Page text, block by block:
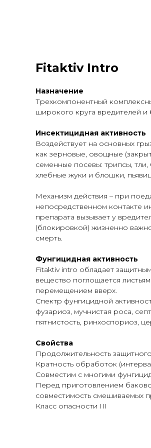
Fitaktiv Intro
Назначение
Трехкомпонентный
широкого круга вредителей и
Инсектицидная активность
Воздействует на основных
как зерновые, овощные
семенные посевы: трипсы,
хлебные жуки и блошки,
Механизм действия – при
непосредственном контакте
препарата вызывает у
(блокировкой) жизненно
смерть.
Фунгицидная активность
Fitaktiv intro обладает
вещество поглощается
перемещением вверх.
Спектр фунгицидной
фузариоз, мучнистая роса,
пятнистость, ринхоспориоз,
Свойства
Продолжительность
Кратность обработок
Совместим с многими
Перед приготовлением
совместимость смешиваемых
Класс опасности III